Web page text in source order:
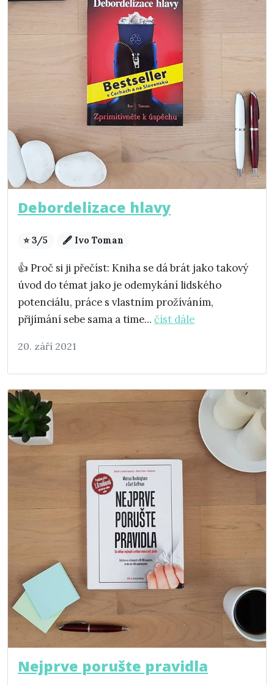
Debordelizace hlavy
⭐ 3/5 🖋️ Ivo Toman
👍 Proč si ji přečíst: Kniha se dá brát jako takový
úvod do témat jako je odemykání lidského
potenciálu, práce s vlastním prožíváním,
přijímání sebe sama a time... číst dále
20. září 2021
Nejprve porušte pravidla